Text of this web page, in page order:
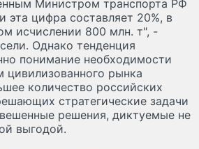
Министром транспорта РФ
эта цифра составляет 20%, в
исчислении 800 млн. т", -
Однако тенденция
понимание необходимости
цивилизованного рынка
количество российских
стратегические задачи
решения, диктуемые не
выгодой.